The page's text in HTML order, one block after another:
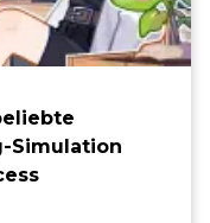
Simulation